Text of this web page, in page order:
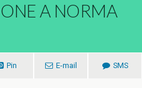
A NORMA
Pin E-mail SMS